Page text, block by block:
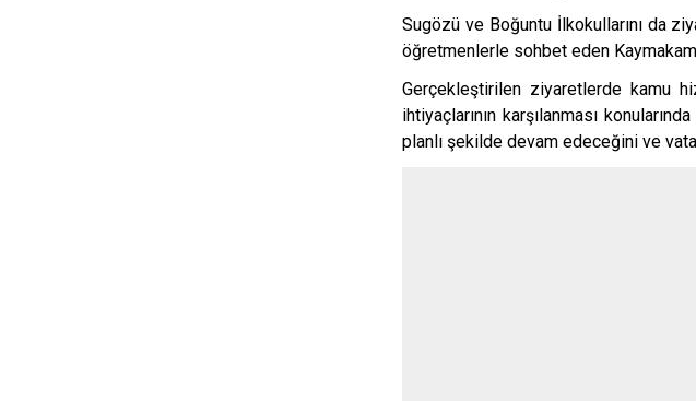
Sugözü ve Boğuntu İlkokullarını da
öğretmenlerle sohbet eden
Gerçekleştirilen ziyaretlerde kamu
ihtiyaçlarının karşılanması
planlı şekilde devam edeceğini ve